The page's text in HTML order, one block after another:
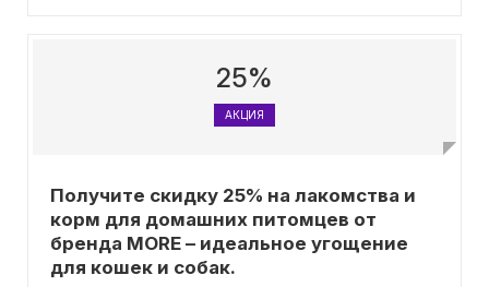
25%
АКЦИЯ
Получите скидку 25% на лакомства и
корм для домашних питомцев от
бренда MORE – идеальное угощение
для кошек и собак.